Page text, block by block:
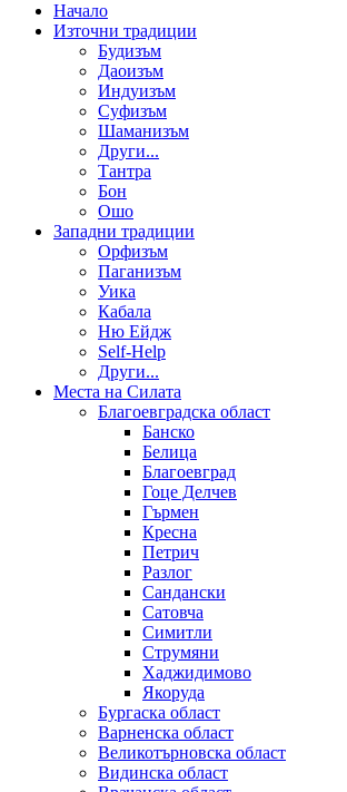
Начало
Източни традиции
Будизъм
Даоизъм
Индуизъм
Суфизъм
Шаманизъм
Други...
Тантра
Бон
Ошо
Западни традиции
Орфизъм
Паганизъм
Уика
Кабала
Ню Ейдж
Self-Help
Други...
Места на Силата
Благоевградска област
Банско
Белица
Благоевград
Гоце Делчев
Гърмен
Кресна
Петрич
Разлог
Сандански
Сатовча
Симитли
Струмяни
Хаджидимово
Якоруда
Бургаска област
Варненска област
Великотърновска област
Видинска област